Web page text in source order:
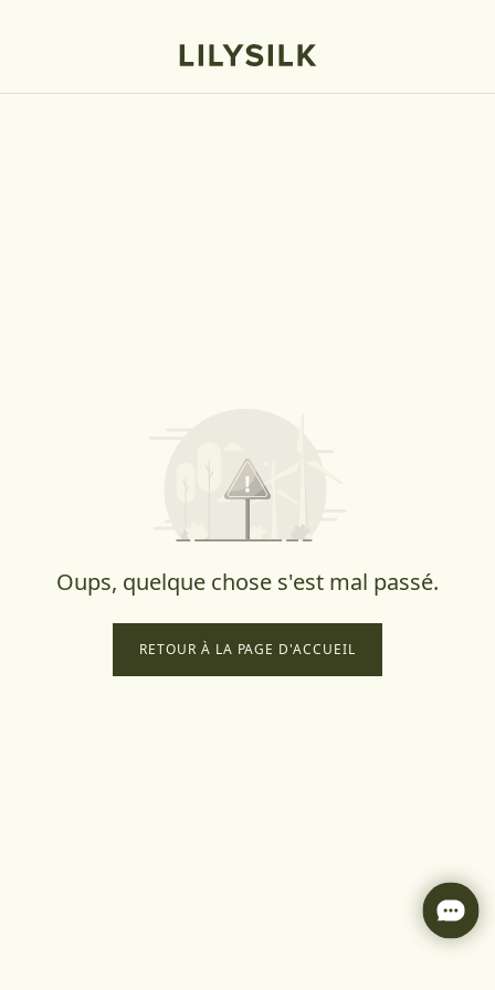
Oups, quelque chose s'est mal passé.
RETOUR À LA PAGE D'ACCUEIL